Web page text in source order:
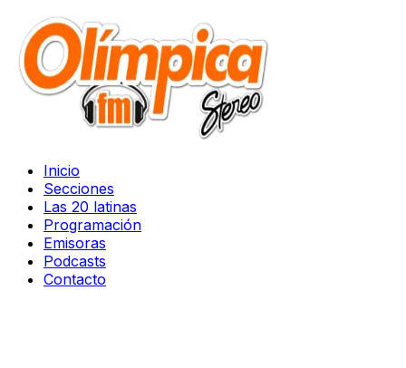
Inicio
Secciones
Las 20 latinas
Programación
Emisoras
Podcasts
Contacto